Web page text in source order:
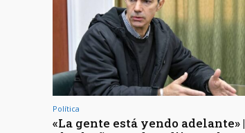
Política
«La gente está yendo adelante» |